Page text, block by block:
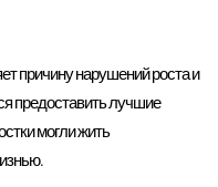
причину нарушений роста и
предоставить лучшие
могли жить